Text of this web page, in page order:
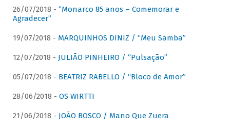
26/07/2018 - “Monarco 85 anos – Comemorar e
Agradecer”
19/07/2018 - MARQUINHOS DINIZ / “Meu Samba”
12/07/2018 - JULIÃO PINHEIRO / “Pulsação”
05/07/2018 - BEATRIZ RABELLO / “Bloco de Amor”
28/06/2018 - OS WIRTTI
21/06/2018 - JOÃO BOSCO / Mano Que Zuera